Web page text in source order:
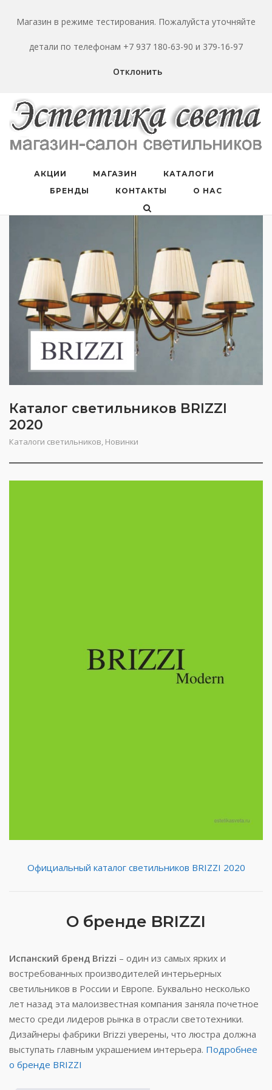
Магазин в режиме тестирования. Пожалуйста уточняйте
детали по телефонам +7 937 180-63-90 и 379-16-97
Отклонить
АКЦИИ МАГАЗИН
КАТАЛОГИ
БРЕНДЫ
КОНТАКТЫ О НАС
Каталог светильников BRIZZI
2020
Каталоги светильников, Новинки
Официальный каталог светильников BRIZZI 2020
О бренде BRIZZI
Испанский бренд Brizzi – один из самых ярких и
востребованных производителей интерьерных
светильников в России и Европе. Буквально несколько
лет назад эта малоизвестная компания заняла почетное
место среди лидеров рынка в отрасли светотехники.
Дизайнеры фабрики Brizzi уверены, что люстра должна
выступать главным украшением интерьера. Подробнее
о бренде BRIZZI